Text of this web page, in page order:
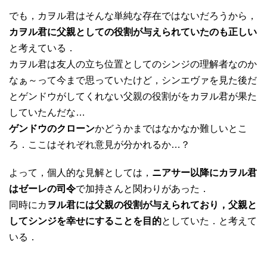
でも，カヲル君はそんな単純な存在ではないだろうから，
カヲル君に父親としての役割が与えられていたのも正しい
と考えている．
カヲル君は友人の立ち位置としてのシンジの理解者なのか
なぁ～って今まで思っていたけど，シンエヴァを見た後だ
とゲンドウがしてくれない父親の役割がをカヲル君が果た
していたんだな…
ゲンドウのクローンかどうかまではなかなか難しいとこ
ろ．ここはそれぞれ意見が分かれるか…？
よって，個人的な見解としては， ニアサー以降にカヲル君
はゼーレの司令で加持さんと関わりがあった．
同時にカ ヲル君には父親の役割が与えられており，父親と
してシンジを幸せにすることを目的としていた．と考えて
いる．